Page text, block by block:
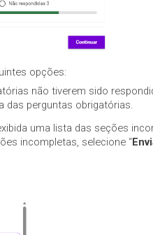
opções:
não tiverem sido
das perguntas obrigatórias.
uma lista das seções
incompletas, selecione “